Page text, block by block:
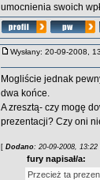
umocnienia swoich
Wysłany: 20-09-2008,
Mogliście jednak
dwa końce.
A zresztą- czy mogę
prezentacji? Czy oni
[ Dodano: 20-09-2008, 13:22
fury napisał/a:
Przecież ta